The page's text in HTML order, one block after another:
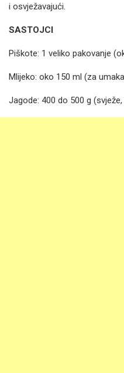
i osvježavajući.
SASTOJCI
Piškote: 1 veliko pakovanje
Mlijeko: oko 150 ml (za
Jagode: 400 do 500 g